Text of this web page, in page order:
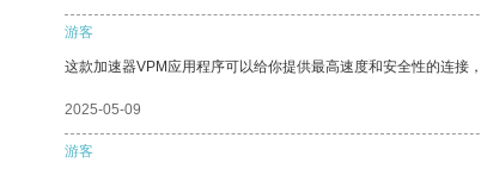
游客
这款加速器VPM应用程序可以给你提供最高速度和安全性的连接
2025-05-09
游客